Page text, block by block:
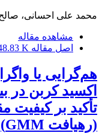
محمد علی احسانی،
مشاهده مقاله
اصل مقاله K
هم‌گرایی یا
اکسید کربن در
تأکید بر کیفیت
(رهیافت GMM)